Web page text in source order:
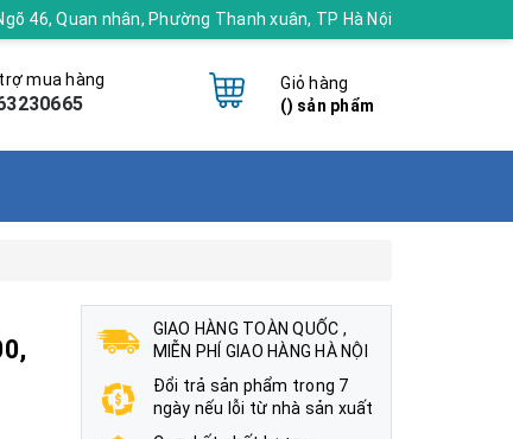
46, Quan nhân, Phường Thanh xuân, TP Hà Nội
mua hàng
Giỏ hàng
() sản phẩm
GIAO HÀNG TOÀN QUỐC ,
MIỄN PHÍ GIAO HÀNG HÀ NỘI
Đổi trả sản phẩm trong 7
ngày nếu lỗi từ nhà sản xuất